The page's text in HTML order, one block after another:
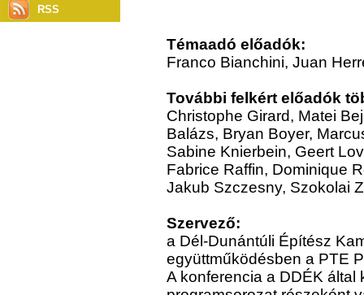
RSS
Témaadó előadók:
Franco Bianchini, Juan
További felkért előadók
Christophe Girard, Matei
Balázs, Bryan Boyer,
Sabine Knierbein, Geert
Fabrice Raffin, Dominique
Jakub Szczesny, Szokolai
Szervező:
a Dél-Dunántúli Építész
együttműködésben a PTE
A konferencia a DDÉK